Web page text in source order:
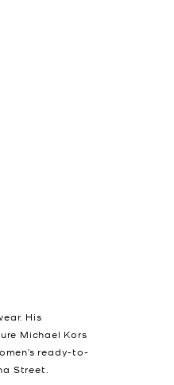
His
Michael Kors
ready-to-
Street.